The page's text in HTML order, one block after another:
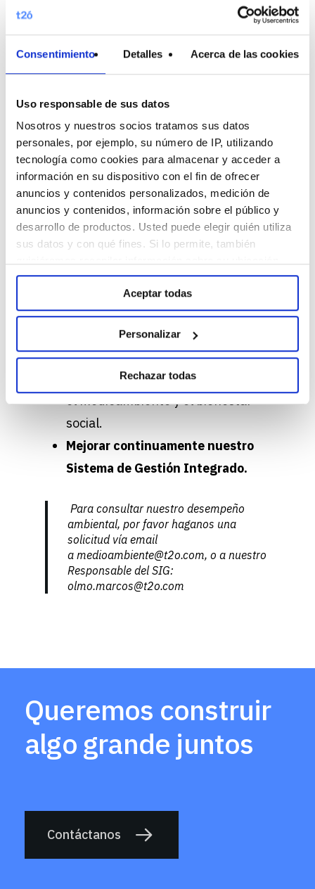
Consentimiento Detalles Acerca de las cookies
Uso responsable de sus datos
Nosotros y nuestros socios tratamos sus datos
personales, por ejemplo, su número de IP, utilizando
tecnología como cookies para almacenar y acceder a
información en su dispositivo con el fin de ofrecer
anuncios y contenidos personalizados, medición de
anuncios y contenidos, información sobre el público y
desarrollo de productos. Usted puede elegir quién utiliza
sus datos y con qué fines. Si lo permite, también
geográfica e identificar su dispositivo. Obtenga más
información sobre cómo se procesan sus datos
personales y establezca sus preferencias en la sección
de Personalizar. Puede cambiar o retirar su
Configuración de cookies. Para más información revise
Política de cookies
Aceptar todas
Personalizar
Rechazar todas
, especialmente de los
soportes publicitarios, antes,
durante y después de las
herramientas del mercado y de las
propias desarrolladas por el
grupo, respecto a los objetivos
esperados por los clientes.
Dotar de los recursos necesarios
que garanticen la confidencialidad,
integridad y disponibilidad de la
información y los datos.
Establecer políticas y acciones de
Responsabilidad Social
Corporativa y Medioambiental
fomentando en los miembros la
solidaridad, la ética, el cuidado por
el medioambiente y el bienestar
social.
Mejorar continuamente nuestro
Sistema de Gestión Integrado.
Para consultar nuestro desempeño
ambiental, por favor haganos una
solicitud vía email
a medioambiente@t2o.com, o a nuestro
Responsable del SIG:
olmo.marcos@t2o.com
Queremos construir
algo grande juntos
Contáctanos